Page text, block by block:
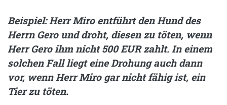
Beispiel: Herr Miro entführt den Hund des
Herrn Gero und droht, diesen zu töten, wenn
Herr Gero ihm nicht 500 EUR zahlt. In einem
solchen Fall liegt eine Drohung auch dann
vor, wenn Herr Miro gar nicht fähig ist, ein
Tier zu töten.